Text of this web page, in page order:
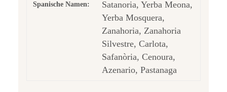
Spanische Namen:
Satanoria, Yerba Meona,
Yerba Mosquera,
Zanahoria, Zanahoria
Silvestre, Carlota,
Safanòria, Cenoura,
Azenario, Pastanaga